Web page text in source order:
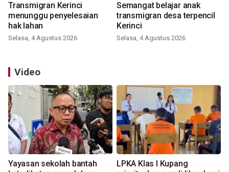
Transmigran Kerinci
menunggu penyelesaian
hak lahan
Selasa, 4 Agustus 2026
Semangat belajar anak
transmigran desa terpencil
Kerinci
Selasa, 4 Agustus 2026
Video
Yayasan sekolah bantah
LPKA Klas I Kupang